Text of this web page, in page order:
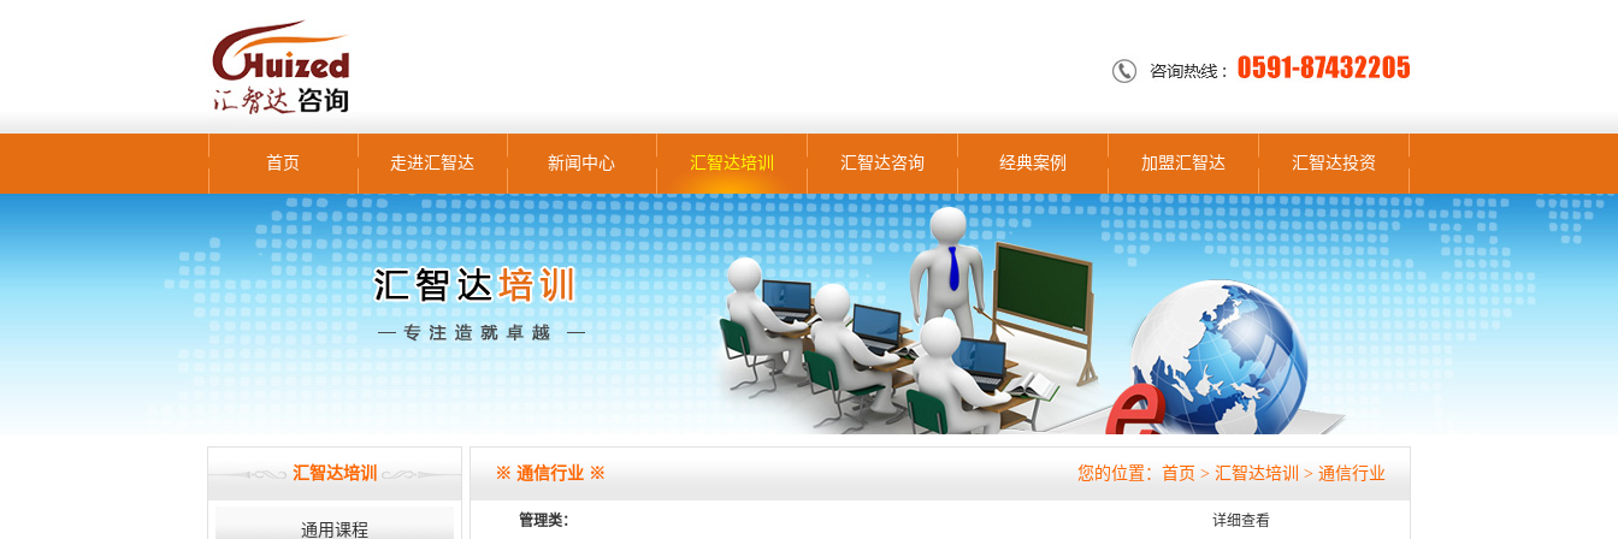
首页 走进汇智达 新闻中心 汇智达培训 汇智达咨询 经典案例 加盟汇智达 汇智达投资
汇智达培训
通用课程
※ 通信行业 ※ 您的位置： 首页 > 汇智达培训 > 通信行业
管理类： 详细查看